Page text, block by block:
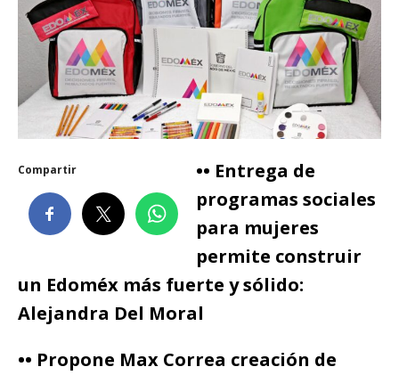
Compartir
•• Entrega de
programas sociales
para mujeres
permite construir
un Edoméx más fuerte y sólido:
Alejandra Del Moral
•• Propone Max Correa creación de